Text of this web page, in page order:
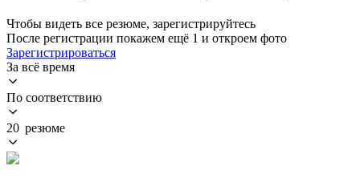
Чтобы видеть все резюме, зарегистрируйтесь
После регистрации покажем ещё 1 и откроем фото
Зарегистрироваться
За всё время
По соответствию
20 резюме